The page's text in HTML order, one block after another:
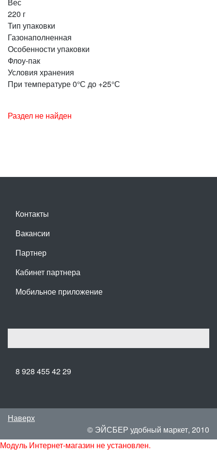
220 г
Тип упаковки
Газонаполненная
Особенности упаковки
Флоу-пак
Условия хранения
При температуре 0°С до +25°С
Раздел не найден
Контакты
Вакансии
Партнер
Кабинет партнера
Мобильное приложение
8 928 455 42 29
Наверх
© ЭЙСБЕР удобный маркет, 2010
Модуль Интернет-магазин не установлен.